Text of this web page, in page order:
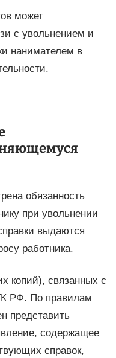
может
с увольнением и
нанимателем в
обязанность
при увольнении
выдаются
работника.
копий), связанных с
РФ. По правилам
представить
содержащее
справок,